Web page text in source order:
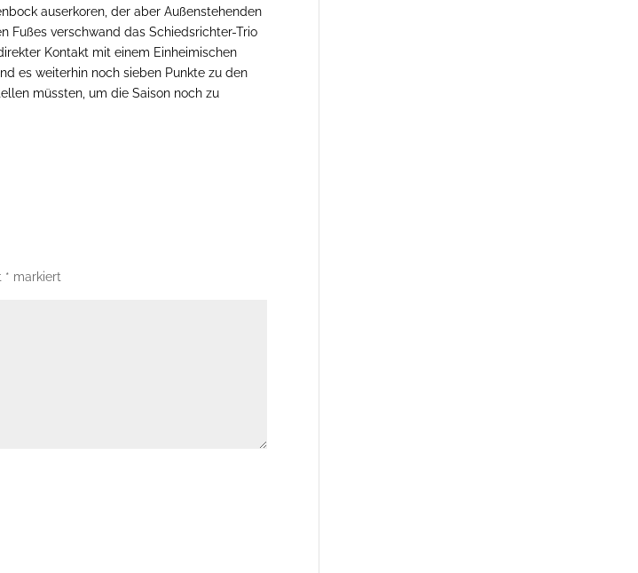
auserkoren, der aber Außenstehenden
Fußes verschwand das Schiedsrichter-Trio
Kontakt mit einem Einheimischen
es weiterhin noch sieben Punkte zu den
müssten, um die Saison noch zu
* markiert